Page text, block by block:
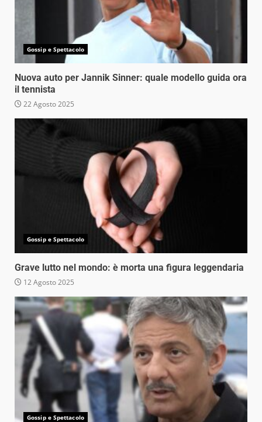
Gossip e Spettacolo
Nuova auto per Jannik Sinner: quale modello guida ora
il tennista
22 Agosto 2025
Gossip e Spettacolo
Grave lutto nel mondo: è morta una figura leggendaria
12 Agosto 2025
Gossip e Spettacolo